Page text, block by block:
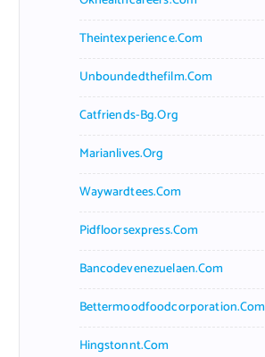
Theintexperience.com
Unboundedthefilm.com
Catfriends-Bg.org
Marianlives.org
Waywardtees.com
Pidfloorsexpress.com
Bancodevenezuelaen.com
Bettermoodfoodcorporation.com
Hingstonnt.com